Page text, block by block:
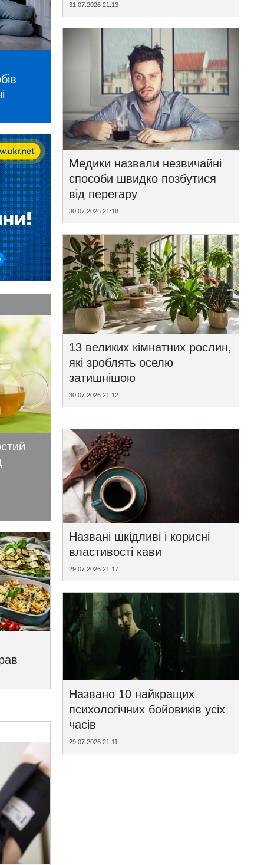
31.07.2026 21:13
Медики назвали незвичайні
способи швидко позбутися
від перегару
30.07.2026 21:18
13 великих кімнатних рослин,
які зроблять оселю
затишнішою
30.07.2026 21:12
Названі шкідливі і корисні
властивості кави
29.07.2026 21:17
Названо 10 найкращих
психологічних бойовиків усіх
часів
29.07.2026 21:11